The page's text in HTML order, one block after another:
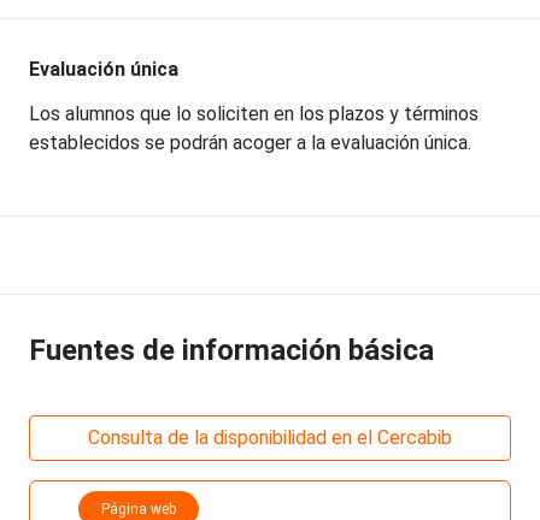
Evaluación única
Los alumnos que lo soliciten en los plazos y términos
establecidos se podrán acoger a la evaluación única.
Fuentes de información básica
Consulta de la disponibilidad en el Cercabib
Página web